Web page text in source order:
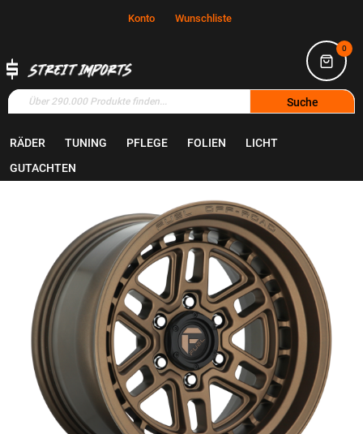
Konto Wunschliste
0
Suche
RÄDER TUNING PFLEGE FOLIEN
LICHT
GUTACHTEN
Zum
Ende